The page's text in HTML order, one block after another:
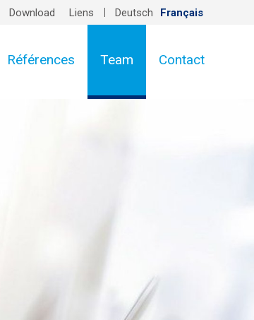
Deutsch Français
Download Liens
Références Team Contact